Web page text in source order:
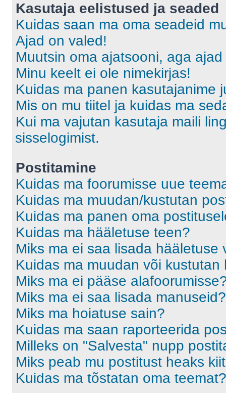
Kasutaja eelistused ja seaded
Kuidas saan ma oma seadeid
Ajad on valed!
Muutsin oma ajatsooni, aga
Minu keelt ei ole nimekirjas!
Kuidas ma panen kasutajanime
Mis on mu tiitel ja kuidas ma
Kui ma vajutan kasutaja maili
sisselogimist.
Postitamine
Kuidas ma foorumisse uue
Kuidas ma muudan/kustutan
Kuidas ma panen oma
Kuidas ma hääletuse teen?
Miks ma ei saa lisada hääletuse
Kuidas ma muudan või kustutan
Miks ma ei pääse
Miks ma ei saa lisada manuseid?
Miks ma hoiatuse sain?
Kuidas ma saan raporteerida
Milleks on "Salvesta" nupp
Miks peab mu postitust heaks
Kuidas ma tõstatan oma teemat?